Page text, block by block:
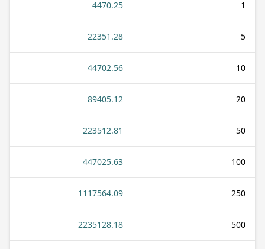
1
4470.25
5
22351.28
10
44702.56
20
89405.12
50
223512.81
100
447025.63
250
1117564.09
500
2235128.18